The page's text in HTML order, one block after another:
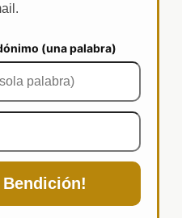
(una palabra)
Bendición!